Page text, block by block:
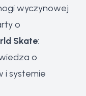
wyczynowej
o
Skate:
o
i systemie